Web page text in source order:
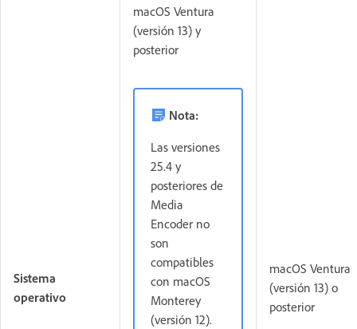
Sistema
operativo
macOS Ventura
(versión 13) y
posterior
Nota:
Las versiones
25.4 y
posteriores de
Media
Encoder no
son
compatibles
con macOS
Monterey
(versión 12).
macOS Ventura
(versión 13) o
posterior